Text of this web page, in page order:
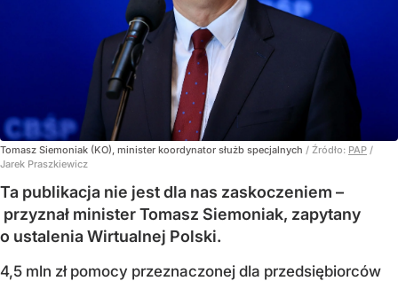
Tomasz Siemoniak (KO), minister koordynator służb specjalnych / Źródło: PAP /
Jarek Praszkiewicz
Ta publikacja nie jest dla nas zaskoczeniem –
przyznał minister Tomasz Siemoniak, zapytany
o ustalenia Wirtualnej Polski.
4,5 mln zł pomocy przeznaczonej dla przedsiębiorców